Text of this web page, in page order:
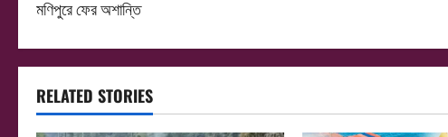
o
s
t
মণিপুরে ফের অশান্তি
RELATED STORIES